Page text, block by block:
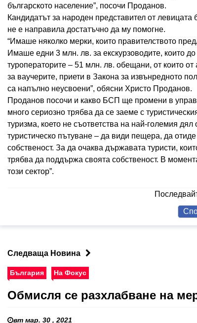
българското население”, посочи Проданов.
Кандидатът за народен представител от
не е направила достатъчно да му помогне.
“Имаше няколко мерки, които правителството
Имаше едни 3 млн. лв. за екскурзоводите, които
туроператорите – 51 млн. лв. обещани, от които
за ваучерите, приети в Закона за извънредното
са напълно неусвоени”, обясни Христо Проданов.
Проданов посочи и какво БСП ще промени в
много сериозно трябва да се заеме с
туризма, което не съответства на най-големия
туристическо пътуване – да види пещера, да
собственост. За да очаква държавата туристи,
трябва да поддържа своята собственост. В
този сектор”.
Следваща Новина
България На Фокус
Обмисля се разхлабване на
вт мар. 30 , 2021